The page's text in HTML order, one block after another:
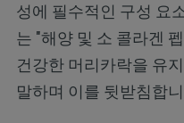
성에 필수적인 구성 요
는 "해양 및 소 콜라겐
건강한 머리카락을 유
말하며 이를 뒷받침합